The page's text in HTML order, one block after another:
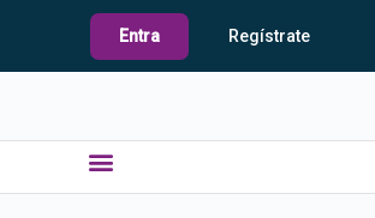
Entra Regístrate